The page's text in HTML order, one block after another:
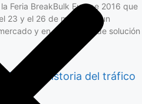
Feria BreakBulk Europe 2016 que
23 y el 26 de mayo con un
y en capacidad de solución
la historia del tráfico